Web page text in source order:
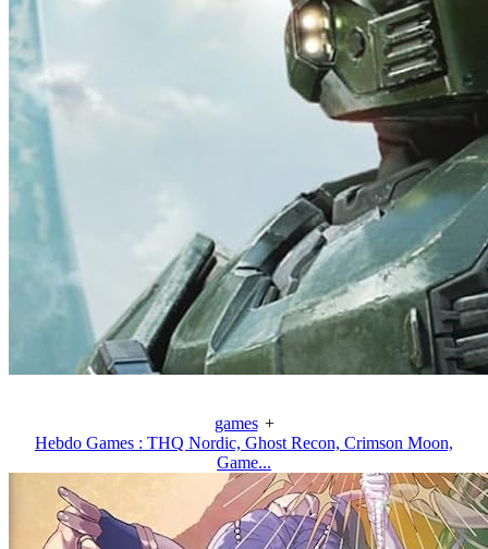
games +
Hebdo Games : THQ Nordic, Ghost Recon, Crimson Moon,
Game...